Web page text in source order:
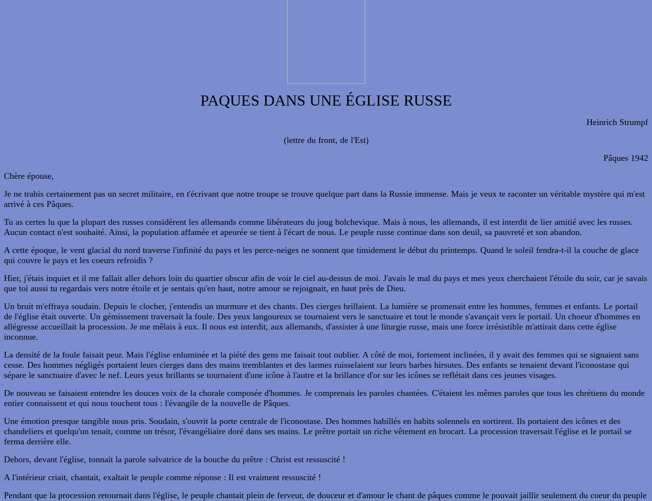
PAQUES DANS UNE ÉGLISE RUSSE
Heinrich Strumpf
(lettre du front, de l'Est)
Pâques 1942
Chère épouse,
Je ne trahis certainement pas un secret militaire, en t'écrivant que notre troupe se trouve quelque part dans la Russie immense. Mais je veux te raconter un véritable mystère qui m'est
arrivé à ces Pâques.
Tu as certes lu que la plupart des russes considèrent les allemands comme libérateurs du joug bolchevique. Mais à nous, les allemands, il est interdit de lier amitié avec les russes.
Aucun contact n'est souhaité. Ainsi, la population affamée et apeurée se tient à l'écart de nous. Le peuple russe continue dans son deuil, sa pauvreté et son abandon.
A cette époque, le vent glacial du nord traverse l'infinité du pays et les perce-neiges ne sonnent que timidement le début du printemps. Quand le soleil fendra-t-il la couche de glace
qui couvre le pays et les coeurs refroidis ?
Hier, j'étais inquiet et il me fallait aller dehors loin du quartier obscur afin de voir le ciel au-dessus de moi. J'avais le mal du pays et mes yeux cherchaient l'étoile du soir, car je savais
que toi aussi tu regardais vers notre étoile et je sentais qu'en haut, notre amour se rejoignait, en haut près de Dieu.
Un bruit m'effraya soudain. Depuis le clocher, j'entendis un murmure et des chants. Des cierges brillaient. La lumière se promenait entre les hommes, femmes et enfants. Le portail
de l'église était ouverte. Un gémissement traversait la foule. Des yeux langoureux se tournaient vers le sanctuaire et tout le monde s'avançait vers le portail. Un choeur d'hommes en
allégresse accueillait la procession. Je me mêlais à eux. Il nous est interdit, aux allemands, d'assister à une liturgie russe, mais une force irrésistible m'attirait dans cette église
inconnue.
La densité de la foule faisait peur. Mais l'église enluminée et la piété des gens me faisait tout oublier. A côté de moi, fortement inclinées, il y avait des femmes qui se signaient sans
cesse. Des hommes négligés portaient leurs cierges dans des mains tremblantes et des larmes ruisselaient sur leurs barbes hirsutes. Des enfants se tenaient devant l'iconostase qui
sépare le sanctuaire d'avec le nef. Leurs yeux brillants se tournaient d'une icône à l'autre et la brillance d'or sur les icônes se reflétait dans ces jeunes visages.
De nouveau se faisaient entendre les douces voix de la chorale composée d'hommes. Je comprenais les paroles chantées. C'étaient les mêmes paroles que tous les chrétiens du monde
entier connaissent et qui nous touchent tous : l'évangile de la nouvelle de Pâques.
Une émotion presque tangible nous pris. Soudain, s'ouvrit la porte centrale de l'iconostase. Des hommes habillés en habits solennels en sortirent. Ils portaient des icônes et des
chandeliers et quelqu'un tenait, comme un trésor, l'évangéliaire doré dans ses mains. Le prêtre portait un riche vêtement en brocart. La procession traversait l'église et le portail se
ferma derrière elle.
Dehors, devant l'église, tonnait la parole salvatrice de la bouche du prêtre : Christ est ressuscité !
A l'intérieur criait, chantait, exaltait le peuple comme réponse : Il est vraiment ressuscité !
Pendant que la procession retournait dans l'église, le peuple chantait plein de ferveur, de douceur et d'amour le chant de pâques comme le pouvait jaillir seulement du coeur du peuple